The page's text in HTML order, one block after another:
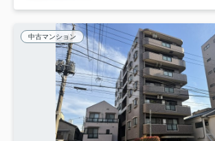
中古マンション